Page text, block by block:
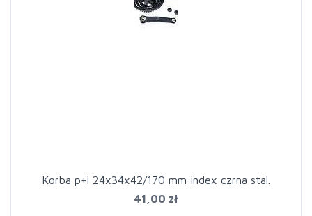
Korba p+l 24x34x42/170 mm index czrna stal.
41,00 zł